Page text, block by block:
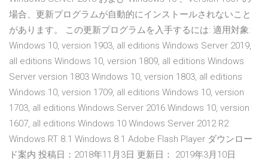
場合、更新プログラムが自動的にインストールされないこと
があります。 この更新プログラムを入手するには: 適用対象:
Windows 10, version 1903, all editions Windows Server 2019,
all editions Windows 10, version 1809, all editions Windows
Server version 1803 Windows 10, version 1803, all editions
Windows 10, version 1709, all editions Windows 10, version
1703, all editions Windows Server 2016 Windows 10, version
1607, all editions Windows 10 Windows Server 2012 R2
Windows RT 8.1 Windows 8.1 Adobe Flash Player ダウンロー
ド案内 投稿日：2018年11月3日 更新日： 2019年3月10日